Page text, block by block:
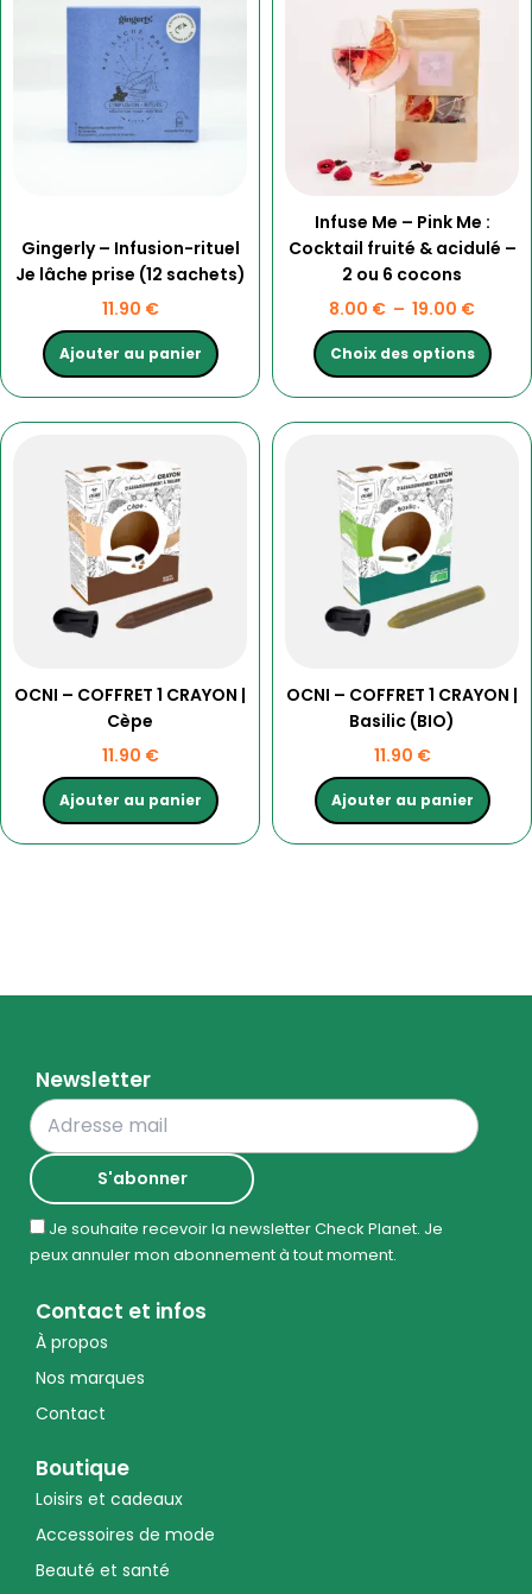
Gingerly – Infusion-rituel
Je lâche prise (12 sachets)
11.90 €
Ajouter au panier
Infuse Me – Pink Me :
Cocktail fruité & acidulé –
2 ou 6 cocons
8.00 € – 19.00 €
prix :
8.00 €
à
19.00
Choix des options
a
plusieurs
variations.
Les
options
peuvent
être
choisies
sur
la
page
du
produit
OCNI – COFFRET 1 CRAYON |
Cèpe
11.90 €
Ajouter au panier
OCNI – COFFRET 1 CRAYON |
Basilic (BIO)
11.90 €
Ajouter au panier
Boutique
Loisirs et cadeaux
Accessoires de mode
Beauté et santé
Contact et infos
À propos
Nos marques
Contact
Newsletter
Je souhaite recevoir la newsletter Check Planet. Je
peux annuler mon abonnement à tout moment.